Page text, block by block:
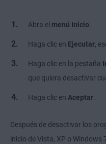
Abra el menú Inicio
Haga clic en Ejecutar ,
Haga clic en la pestaña
que quiera desactivar
Haga clic en Aceptar
Después de desactivar los
inicio de Vista, XP o Windows